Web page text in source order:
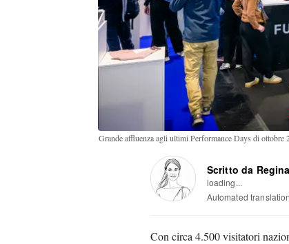
Grande affluenza agli ultimi Performance Days di ottobre
Scritto da
loading...
Automated
Con circa 4.500 visitatori